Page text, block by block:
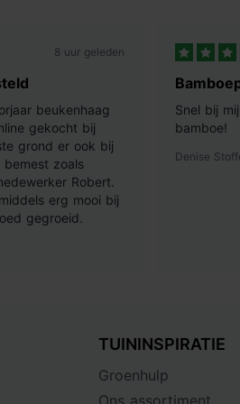
8 uur geleden
beukenhaag
gekocht bij
grond er ook bij
bemest zoals
Robert.
erg mooi bij
gegroeid.
Snel bij
bamboe!
Denise
TUININSPIRATIE
Groenhulp
Ons assortiment